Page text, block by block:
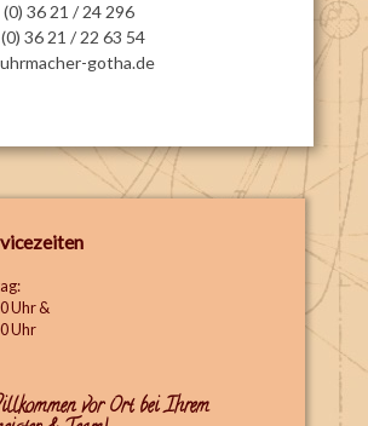
36 21 / 24 296
36 21 / 22 63 54
gotha.de
Uhr &
Uhr
vor Ort bei Ihrem